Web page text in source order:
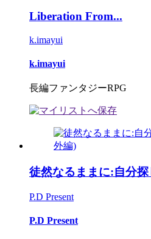
Liberation From...
k.imayui
k.imayui
長編ファンタジーRPG
徒然なるままに:自分
P.D Present
P.D Present